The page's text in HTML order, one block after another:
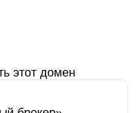
этот домен